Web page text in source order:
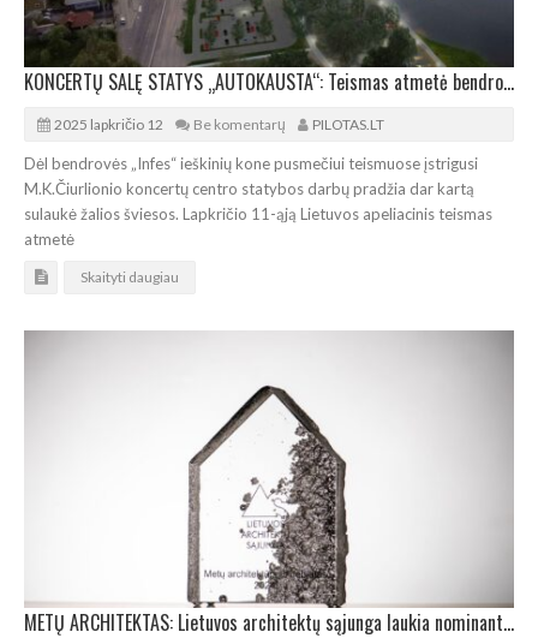
KONCERTŲ SALĘ STATYS „AUTOKAUSTA“: Teismas atmetė bendrovės „Infes“ skundą
2025 lapkričio 12 Be komentarų PILOTAS.LT
Dėl bendrovės „Infes“ ieškinių kone pusmečiui teismuose įstrigusi
M.K.Čiurlionio koncertų centro statybos darbų pradžia dar kartą
sulaukė žalios šviesos. Lapkričio 11-ąją Lietuvos apeliacinis teismas
atmetė
Skaityti daugiau
METŲ ARCHITEKTAS: Lietuvos architektų sąjunga laukia nominantų pasiūlymų